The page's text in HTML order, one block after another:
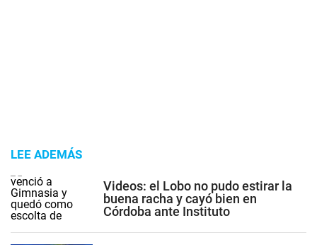
LEE ADEMÁS
Videos: el Lobo no pudo estirar la
buena racha y cayó bien en
Córdoba ante Instituto